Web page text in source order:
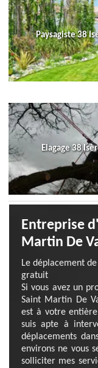
Paysagiste 38
Elagage 38
Entreprise
Martin De
Le déplacement
gratuit
Si vous avez un
Saint Martin De
est à votre
suis apte à
déplacements
environs ne vous
solliciter mes